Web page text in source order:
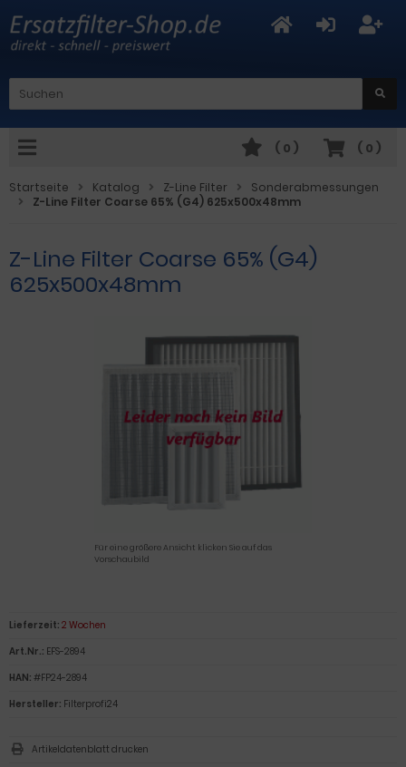
( 0 )
( 0 )
Startseite Katalog Z-Line Filter
Sonderabmessungen
Z-Line Filter Coarse 65% (G4) 625x500x48mm
Z-Line Filter Coarse 65% (G4)
625x500x48mm
Für eine größere Ansicht klicken Sie auf das
Vorschaubild
Lieferzeit: 2 Wochen
Art.Nr.: EFS-2894
HAN: #FP24-2894
Hersteller: Filterprofi24
Artikeldatenblatt drucken